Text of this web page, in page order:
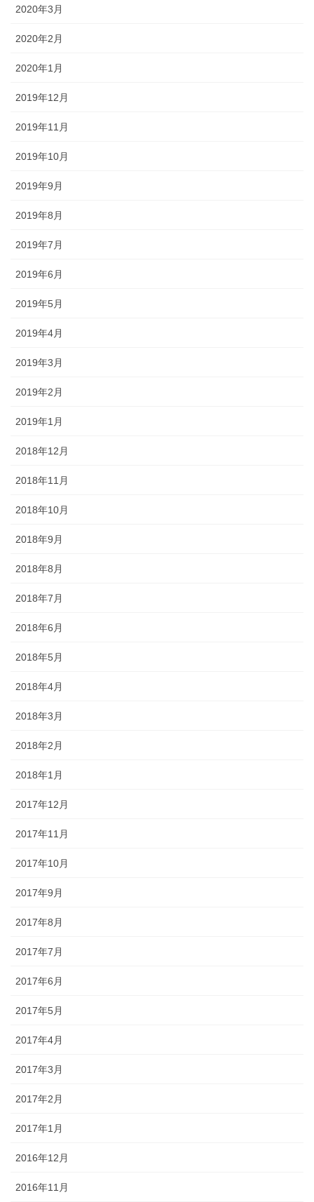
2020年3月
2020年2月
2020年1月
2019年12月
2019年11月
2019年10月
2019年9月
2019年8月
2019年7月
2019年6月
2019年5月
2019年4月
2019年3月
2019年2月
2019年1月
2018年12月
2018年11月
2018年10月
2018年9月
2018年8月
2018年7月
2018年6月
2018年5月
2018年4月
2018年3月
2018年2月
2018年1月
2017年12月
2017年11月
2017年10月
2017年9月
2017年8月
2017年7月
2017年6月
2017年5月
2017年4月
2017年3月
2017年2月
2017年1月
2016年12月
2016年11月